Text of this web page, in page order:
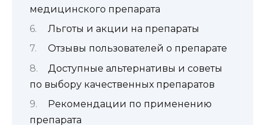
медицинского препарата
Льготы и акции на препараты
Отзывы пользователей о препарате
Доступные альтернативы и советы
по выбору качественных препаратов
Рекомендации по применению
препарата